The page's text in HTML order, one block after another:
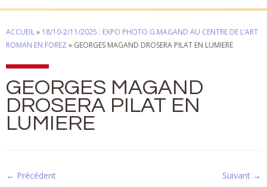
ACCUEIL» 18/10-2/11/2025 : EXPO PHOTO G.MAGAND AU CENTRE DE L’ART
ROMAN EN FOREZ » GEORGES MAGAND DROSERA PILAT EN LUMIERE
GEORGES MAGAND
DROSERA PILAT EN
LUMIERE
← Précédent Suivant →